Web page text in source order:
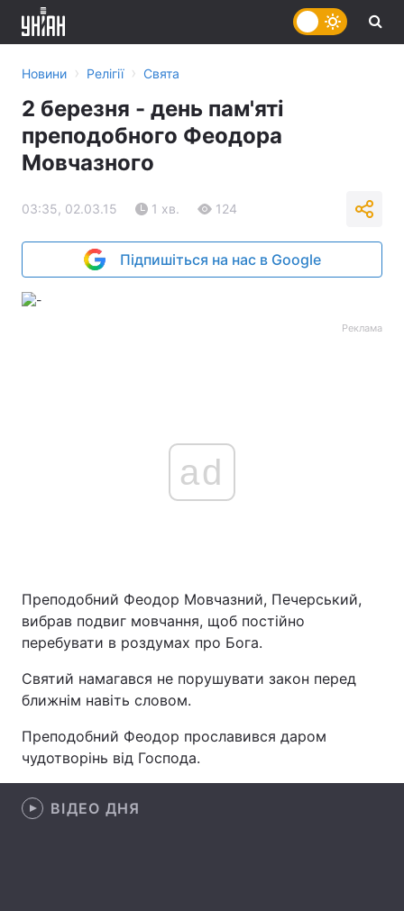
Новини › Релігії › Свята
2 березня - день пам'яті
преподобного Феодора
Мовчазного
03:35, 02.03.15 1 хв. 124
Підпишіться на нас в Google
Реклама
ad
Преподобний Феодор Мовчазний, Печерський,
вибрав подвиг мовчання, щоб постійно
перебувати в роздумах про Бога.
Святий намагався не порушувати закон перед
ближнім навіть словом.
Преподобний Феодор прославився даром
чудотворінь від Господа.
ВІДЕО ДНЯ